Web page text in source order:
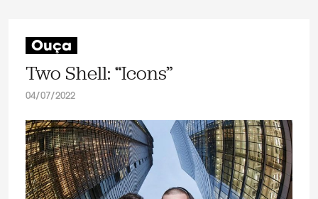
Ouça
Two Shell: “Icons”
04/07/2022